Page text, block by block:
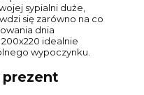
sypialni duże,
się zarówno na co
dnia
idealnie
wypoczynku.
prezent